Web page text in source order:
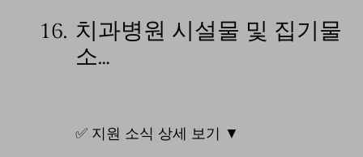
16. 치과병원 시설물 및 집기물
소…
✅ 지원 소식 상세 보기 ▼